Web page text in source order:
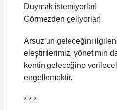
Duymak istemiyorlar!
Görmezden geliyorlar!
Arsuz’un geleceğini
eleştirilerimiz, yönetimin
kentin geleceğine
engellemektir.
* * *